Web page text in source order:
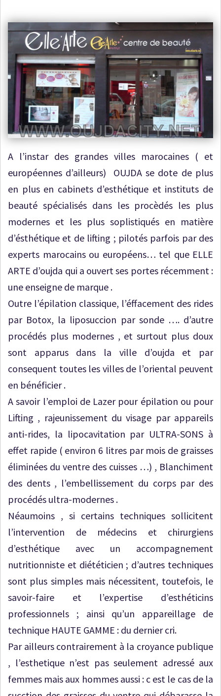
A l’instar des grandes villes marocaines ( et
européennes d’ailleurs) OUJDA se dote de plus
en plus en cabinets d’esthétique et instituts de
beauté spécialisés dans les procèdés les plus
modernes et les plus soplistiqués en matière
d’ésthétique et de lifting ; pilotés parfois par des
experts marocains ou européens… tel que ELLE
ARTE d’oujda qui a ouvert ses portes récemment :
une enseigne de marque .
Outre l’épilation classique, l’éffacement des rides
par Botox, la liposuccion par sonde …. d’autre
procédés plus modernes , et surtout plus doux
sont apparus dans la ville d’oujda et par
consequent toutes les villes de l’oriental peuvent
en bénéficier .
A savoir l’emploi de Lazer pour épilation ou pour
Lifting , rajeunissement du visage par appareils
anti-rides, la lipocavitation par ULTRA-SONS à
effet rapide ( environ 6 litres par mois de graisses
éliminées du ventre des cuisses …) , Blanchiment
des dents , l’embellissement du corps par des
procédés ultra-modernes .
Néaumoins , si certains techniques sollicitent
l’intervention de médecins et chirurgiens
d’esthétique avec un accompagnement
nutritionniste et diététicien ; d’autres techniques
sont plus simples mais nécessitent, toutefois, le
savoir-faire et l’expertise d’esthéticins
professionnels ; ainsi qu’un appareillage de
technique HAUTE GAMME : du dernier cri.
Par ailleurs contrairement à la croyance publique
, l’esthetique n’est pas seulement adressé aux
femmes mais aux hommes aussi : c est le cas de la